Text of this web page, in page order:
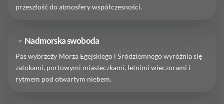
przeszłość do atmosfery współczesności.
≈ Nadmorska swoboda
Pas wybrzeży Morza Egejskiego i Śródziemnego wyróżnia się
zatokami, portowymi miasteczkami, letnimi wieczorami i
rytmem pod otwartym niebem.